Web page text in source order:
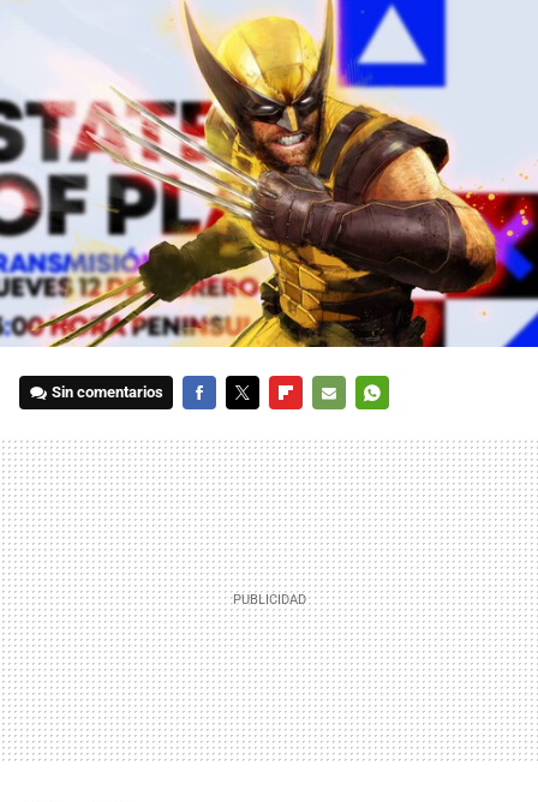
Sin comentarios
MAIL